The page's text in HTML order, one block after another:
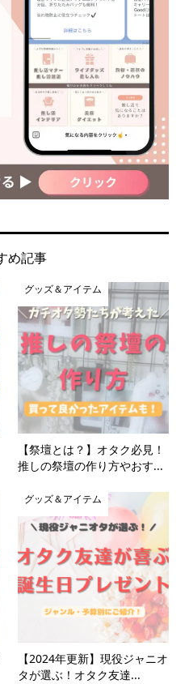
め記事
グッズ＆アイテム
【祭壇とは？】オタク必見！
推しの祭壇の作り方やおす...
グッズ＆アイテム
【2024年更新】現役ジャニオ
タが選ぶ！オタク友達...